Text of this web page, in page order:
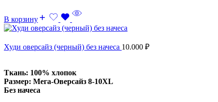
В корзину
Худи оверсайз (черный) без начеса 10.000 ₽
Ткань: 100% хлопок
Размер: Мега-Оверсайз 8-10XL
Без начеса